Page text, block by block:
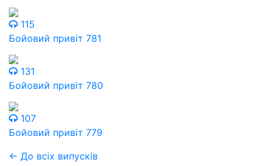
115
Бойовий привіт 781
131
Бойовий привіт 780
107
Бойовий привіт 779
← До всіх випусків